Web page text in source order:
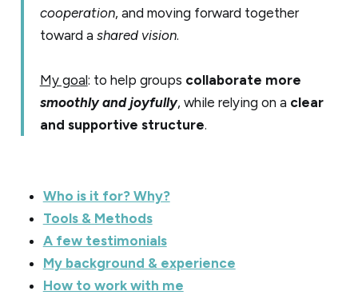
cooperation, and moving forward together
toward a shared vision.
My goal: to help groups collaborate more
smoothly and joyfully, while relying on a clear
and supportive structure.
Who is it for? Why?
Tools & Methods
A few testimonials
My background & experience
How to work with me